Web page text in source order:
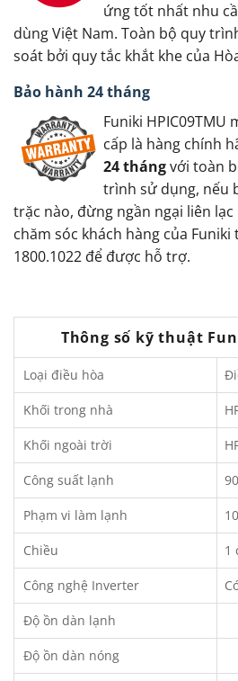
ứng tốt nhất nhu
dùng Việt Nam. Toàn bộ quy
soát bởi quy tắc khắt khe của
Bảo hành 24 tháng
Funiki HPIC09TMU
cấp là hàng chính
24 thángvới toàn
trình sử dụng, nếu
trặc nào, đừng ngần ngại liên
chăm sóc khách hàng của
1800.1022 để được hỗ trợ.
Thông số kỹ thuật
Loại điều hòa
Khối trong nhà
Khối ngoài trời
Công suất lạnh
Phạm vi làm lạnh
Chiều 1
Công nghệ Inverter
Độ ồn dàn lạnh
Độ ồn dàn nóng